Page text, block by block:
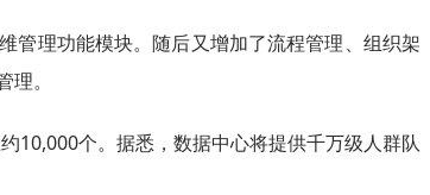
管理功能模块。随后又增加了流程管理、组织架
。
10,000个。据悉，数据中心将提供千万级人群队